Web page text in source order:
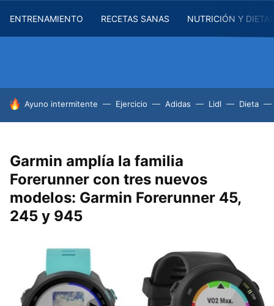
ENTRENAMIENTO RECETAS SANAS NUTRICIÓN Y
HOY SE HABLA DE
Ayuno intermitente Ejercicio Adidas Lidl Dieta
Garmin amplía la familia
Forerunner con tres nuevos
modelos: Garmin Forerunner 45,
245 y 945